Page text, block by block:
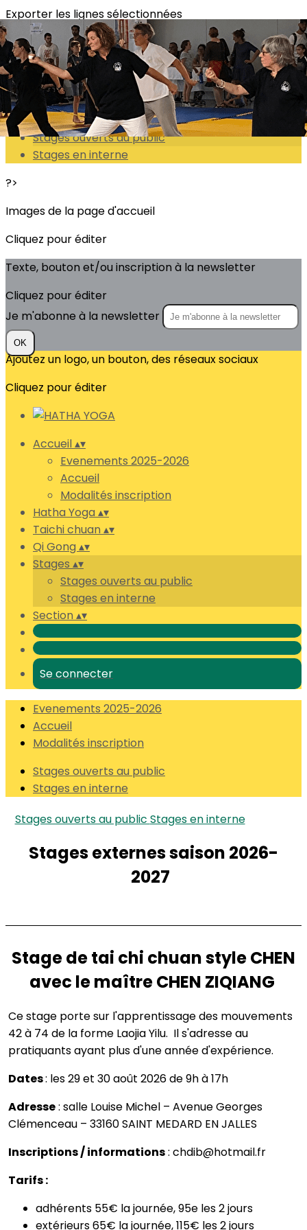
Exporter les lignes sélectionnées
Exporter toutes les colonnes
Exporter uniquement les colonnes affichées
Menu
<
>
Stages ouverts au public
Stages en interne
?>
Images de la page d'accueil
Cliquez pour éditer
Texte, bouton et/ou inscription à la newsletter
Cliquez pour éditer
Je m'abonne à la newsletter
OK
Ajoutez un logo, un bouton, des réseaux sociaux
Cliquez pour éditer
Accueil▴▾
Evenements 2025-2026
Accueil
Modalités inscription
Hatha Yoga▴▾
Taichi chuan▴▾
Qi Gong▴▾
Stages ▴▾
Stages ouverts au public
Stages en interne
Section▴▾
Se connecter
Evenements 2025-2026
Accueil
Modalités inscription
Stages ouverts au public
Stages en interne
Stages ouverts au public Stages en interne
Stages externes saison 2026-
2027
Stage de tai chi chuan style CHEN
avec le maître CHEN ZIQIANG
Ce stage porte sur l'apprentissage des mouvements
42 à 74 de la forme Laojia Yilu. Il s'adresse au
pratiquants ayant plus d'une année d'expérience.
Dates: les 29 et 30 août 2026 de 9h à 17h
Adresse: salle Louise Michel – Avenue Georges
Clémenceau – 33160 SAINT MEDARD EN JALLES
Inscriptions / informations: chdib@hotmail.fr
Tarifs :
adhérents 55€ la journée, 95e les 2 jours
extérieurs 65€ la journée, 115€ les 2 jours